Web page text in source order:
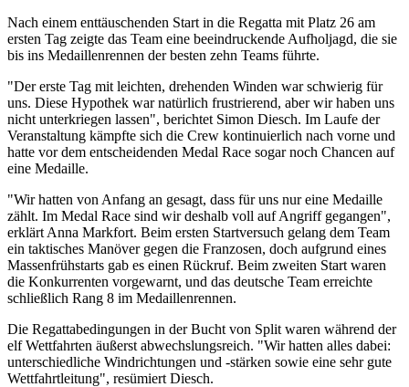
Nach einem enttäuschenden Start in die Regatta mit Platz 26 am
ersten Tag zeigte das Team eine beeindruckende Aufholjagd, die sie
bis ins Medaillenrennen der besten zehn Teams führte.
"Der erste Tag mit leichten, drehenden Winden war schwierig für
uns. Diese Hypothek war natürlich frustrierend, aber wir haben uns
nicht unterkriegen lassen", berichtet Simon Diesch. Im Laufe der
Veranstaltung kämpfte sich die Crew kontinuierlich nach vorne und
hatte vor dem entscheidenden Medal Race sogar noch Chancen auf
eine Medaille.
"Wir hatten von Anfang an gesagt, dass für uns nur eine Medaille
zählt. Im Medal Race sind wir deshalb voll auf Angriff gegangen",
erklärt Anna Markfort. Beim ersten Startversuch gelang dem Team
ein taktisches Manöver gegen die Franzosen, doch aufgrund eines
Massenfrühstarts gab es einen Rückruf. Beim zweiten Start waren
die Konkurrenten vorgewarnt, und das deutsche Team erreichte
schließlich Rang 8 im Medaillenrennen.
Die Regattabedingungen in der Bucht von Split waren während der
elf Wettfahrten äußerst abwechslungsreich. "Wir hatten alles dabei:
unterschiedliche Windrichtungen und -stärken sowie eine sehr gute
Wettfahrtleitung", resümiert Diesch.